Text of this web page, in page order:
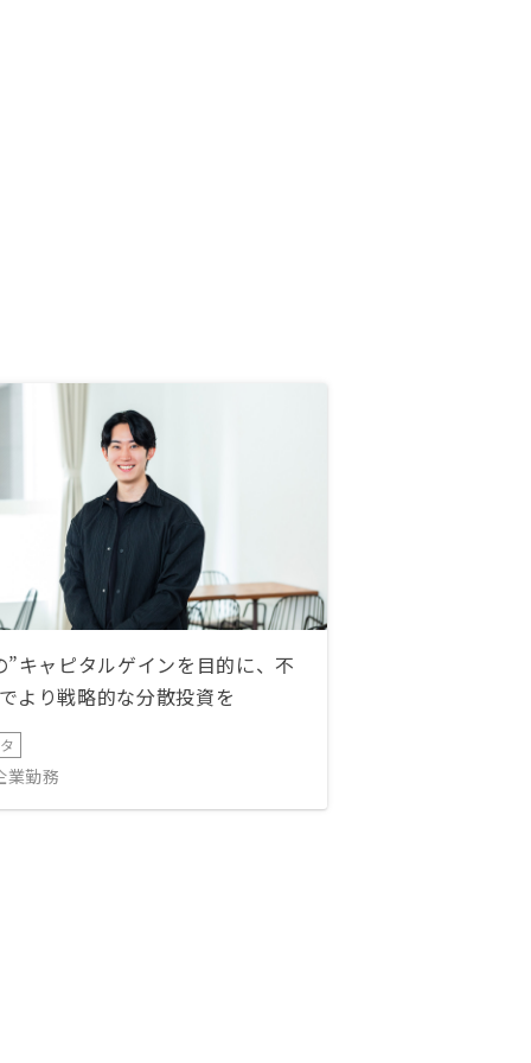
”キャピタルゲインを目的に、不
より戦略的な分散投資を
業勤務